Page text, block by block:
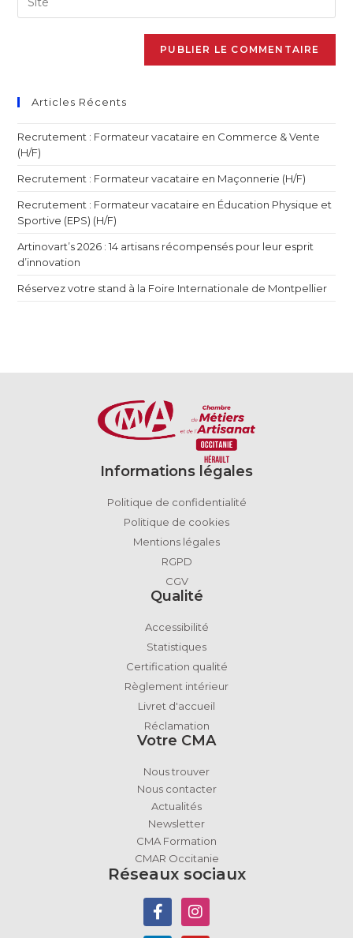
Articles Récents
Recrutement : Formateur vacataire en Commerce & Vente
(H/F)
Recrutement : Formateur vacataire en Maçonnerie (H/F)
Recrutement : Formateur vacataire en Éducation Physique et
Sportive (EPS) (H/F)
Artinovart’s 2026 : 14 artisans récompensés pour leur esprit
d’innovation
Réservez votre stand à la Foire Internationale de Montpellier
Informations légales
Politique de confidentialité
Politique de cookies
Mentions légales
RGPD
CGV
Qualité
Accessibilité
Statistiques
Certification qualité
Règlement intérieur
Livret d'accueil
Réclamation
Votre CMA
Nous trouver
Nous contacter
Actualités
Newsletter
CMA Formation
CMAR Occitanie
Réseaux sociaux